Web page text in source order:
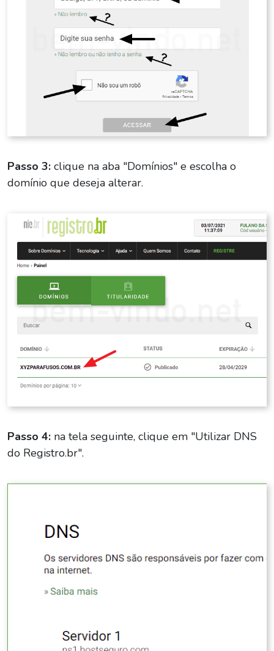
Passo 3: clique na aba "Domínios" e escolha o
domínio que deseja alterar.
Passo 4: na tela seguinte, clique em "Utilizar DNS
do Registro.br".